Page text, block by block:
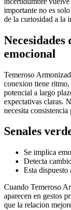
importante no es
de la curiosidad a la
emocional
Temeroso
conexion tiene
potencial a largo
expectativas claras.
necesita
Senales
Se implica
Detecta
Esta
Cuando Temeroso
aparecen en gestos
que la relacion